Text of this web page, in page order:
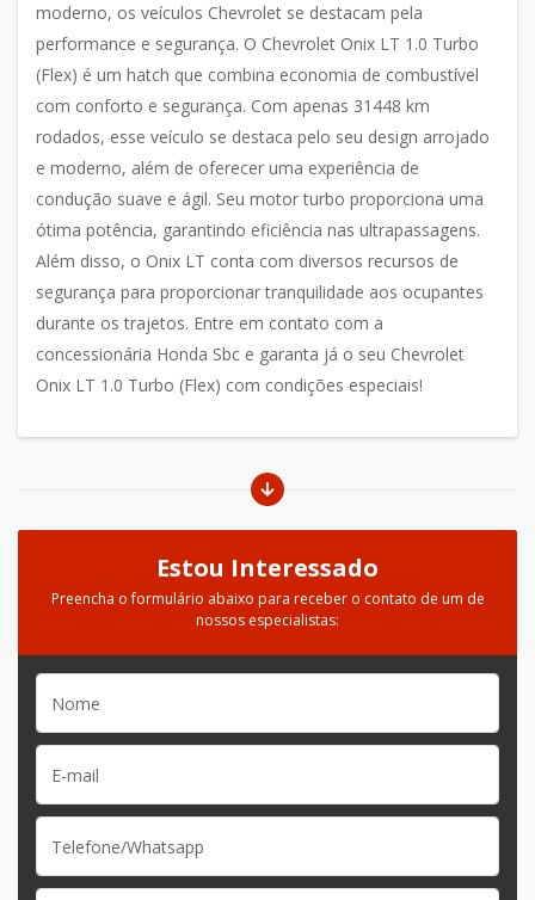
moderno, os veículos Chevrolet se destacam pela
performance e segurança. O Chevrolet Onix LT 1.0 Turbo
(Flex) é um hatch que combina economia de combustível
com conforto e segurança. Com apenas 31448 km
rodados, esse veículo se destaca pelo seu design arrojado
e moderno, além de oferecer uma experiência de
condução suave e ágil. Seu motor turbo proporciona uma
ótima potência, garantindo eficiência nas ultrapassagens.
Além disso, o Onix LT conta com diversos recursos de
segurança para proporcionar tranquilidade aos ocupantes
durante os trajetos. Entre em contato com a
concessionária Honda Sbc e garanta já o seu Chevrolet
Onix LT 1.0 Turbo (Flex) com condições especiais!
Estou Interessado
Preencha o formulário abaixo para receber o contato de um de
nossos especialistas: